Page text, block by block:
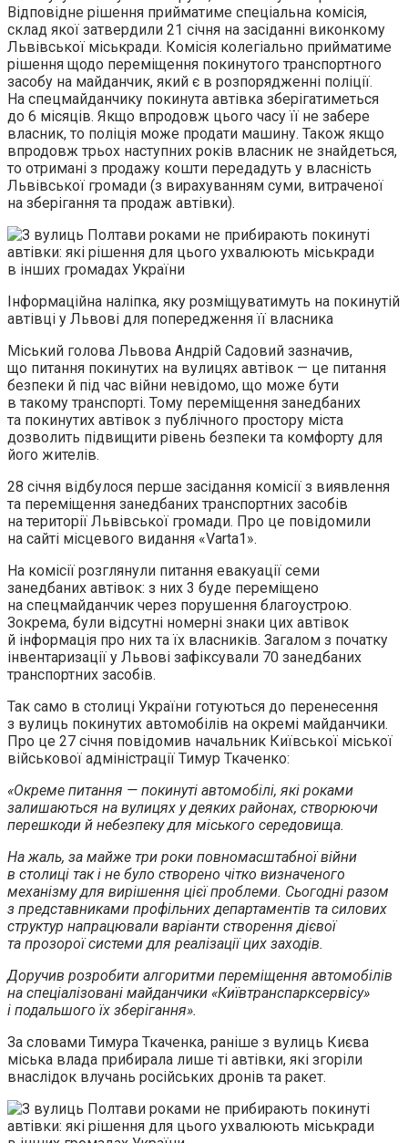
Відповідне рішення прийматиме спеціальна комісія,
склад якої затвердили 21 січня на засіданні виконкому
Львівської міськради. Комісія колегіально прийматиме
рішення щодо переміщення покинутого транспортного
засобу на майданчик, який є в розпорядженні поліції.
На спецмайданчику покинута автівка зберігатиметься
до 6 місяців. Якщо впродовж цього часу її не забере
власник, то поліція може продати машину. Також якщо
впродовж трьох наступних років власник не знайдеться,
то отримані з продажу кошти передадуть у власність
Львівської громади (з вирахуванням суми, витраченої
на зберігання та продаж автівки).
Інформаційна наліпка, яку розміщуватимуть на покинутій
автівці у Львові для попередження її власника
Міський голова Львова Андрій Садовий зазначив,
що питання покинутих на вулицях автівок — це питання
безпеки й під час війни невідомо, що може бути
в такому транспорті. Тому переміщення занедбаних
та покинутих автівок з публічного простору міста
дозволить підвищити рівень безпеки та комфорту для
його жителів.
28 січня відбулося перше засідання комісії з виявлення
та переміщення занедбаних транспортних засобів
на території Львівської громади. Про це повідомили
на сайті місцевого видання «Varta1».
На комісії розглянули питання евакуації семи
занедбаних автівок: з них 3 буде переміщено
на спецмайданчик через порушення благоустрою.
Зокрема, були відсутні номерні знаки цих автівок
й інформація про них та їх власників. Загалом з початку
інвентаризації у Львові зафіксували 70 занедбаних
транспортних засобів.
Так само в столиці України готуються до перенесення
з вулиць покинутих автомобілів на окремі майданчики.
Про це 27 січня повідомив начальник Київської міської
військової адміністрації Тимур Ткаченко:
«Окреме питання — покинуті автомобілі, які роками
залишаються на вулицях у деяких районах, створюючи
перешкоди й небезпеку для міського середовища.
На жаль, за майже три роки повномасштабної війни
в столиці так і не було створено чітко визначеного
механізму для вирішення цієї проблеми. Сьогодні разом
з представниками профільних департаментів та силових
структур напрацювали варіанти створення дієвої
та прозорої системи для реалізації цих заходів.
Доручив розробити алгоритми переміщення автомобілів
на спеціалізовані майданчики «Київтранспарксервісу»
і подальшого їх зберігання».
За словами Тимура Ткаченка, раніше з вулиць Києва
міська влада прибирала лише ті автівки, які згоріли
внаслідок влучань російських дронів та ракет.